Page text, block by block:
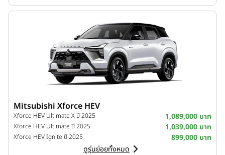
Mitsubishi Xforce HEV
Xforce HEV Ultimate X ปี 2025 1,089,000 บาท
Xforce HEV Ultimate ปี 2025 1,039,000 บาท
Xforce HEV Ignite ปี 2025
899,000 บาท
ดูรุ่นย่อยทั้งหมด